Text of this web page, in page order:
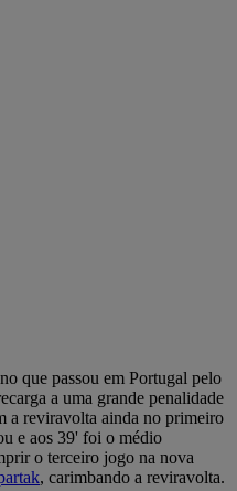
que passou em Portugal pelo
a uma grande penalidade
a reviravolta ainda no primeiro
e aos 39' foi o médio
o terceiro jogo na nova
, carimbando a reviravolta.